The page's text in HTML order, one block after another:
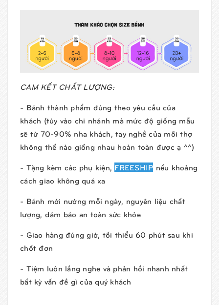
CAM KẾT CHẤT LƯỢNG:
- Bánh thành phẩm đúng theo yêu cầu của
khách (tùy vào chi nhánh mà mức độ giống mẫu
sẽ từ 70-90% nha khách, tay nghề của mỗi thợ
không thế nào giống nhau hoàn toàn được ạ ^^)
- Tặng kèm các phụ kiện, FREESHIP nếu khoảng
cách giao không quá xa
- Bánh mới nướng mỗi ngày, nguyên liệu chất
lượng, đảm bảo an toàn sức khỏe
- Giao hàng đúng giờ, tối thiểu 60 phút sau khi
chốt đơn
- Tiệm luôn lắng nghe và phản hồi nhanh nhất
bất kỳ vấn đề gì của quý khách